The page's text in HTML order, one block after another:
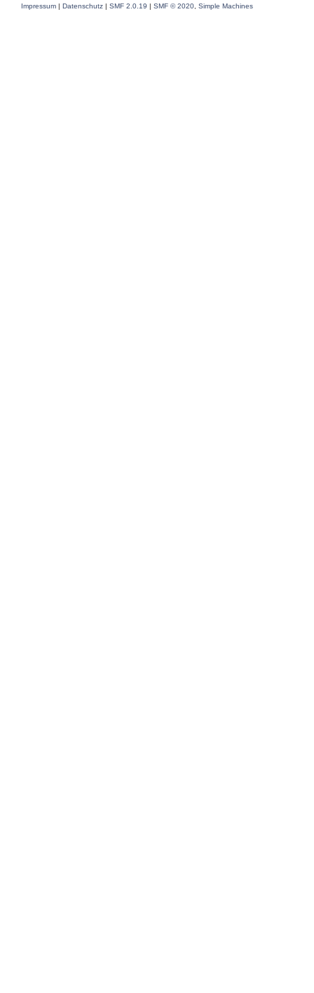
Impressum | Datenschutz | SMF 2.0.19 | SMF © 2020 Simple Machines